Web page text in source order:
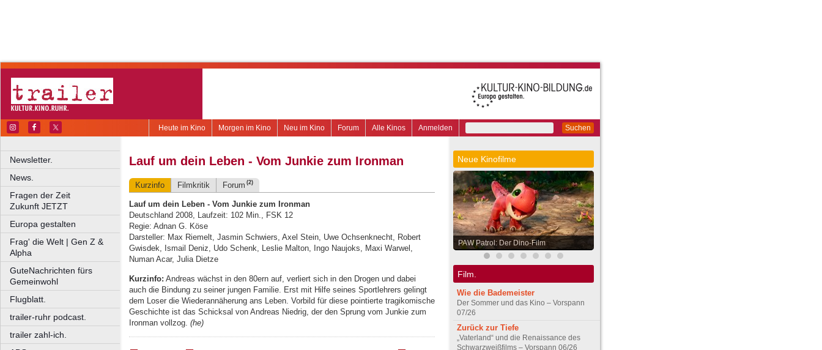
Suchen
Anmelden
Alle Kinos
Forum
Neu im Kino
Morgen im Kino
Heute im Kino
Newsletter.
News.
Fragen der Zeit
Zukunft JETZT
Europa gestalten
Frag' die Welt | Gen Z &
Alpha
GuteNachrichten fürs
Gemeinwohl
Flugblatt.
trailer-ruhr podcast.
trailer zahl-ich.
Lauf um dein Leben - Vom Junkie zum Ironman
Kurzinfo Filmkritik Forum (2)
Lauf um dein Leben - Vom Junkie zum Ironman
Deutschland 2008, Laufzeit: 102 Min., FSK 12
Regie: Adnan G. Köse
Darsteller: Max Riemelt, Jasmin Schwiers, Axel Stein, Uwe Ochsenknecht, Robert
Gwisdek, Ismail Deniz, Udo Schenk, Leslie Malton, Ingo Naujoks, Maxi Warwel,
Numan Acar, Julia Dietze
Kurzinfo: Andreas wächst in den 80ern auf, verliert sich in den Drogen und dabei
auch die Bindung zu seiner jungen Familie. Erst mit Hilfe seines Sportlehrers gelingt
dem Loser die Wiederannäherung ans Leben. Vorbild für diese pointierte tragikomische
Geschichte ist das Schicksal von Andreas Niedrig, der den Sprung vom Junkie zum
Ironman vollzog. (he)
Neue Kinofilme
PAW Patrol: Der Dino-Film
Film.
Wie die Bademeister
Der Sommer und das Kino – Vorspann
07/26
Zurück zur Tiefe
„Vaterland“ und die Renaissance des
Schwarzweißfilms – Vorspann 06/26